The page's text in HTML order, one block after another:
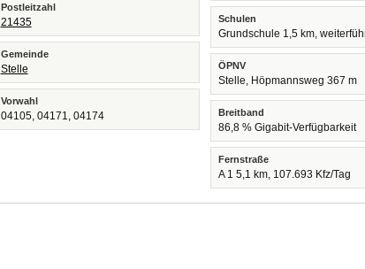
Postleitzahl
21435
Gemeinde
Stelle
Vorwahl
04105, 04171, 04174
Schulen
Grundschule 1,5 km,
ÖPNV
Stelle, Höpmannsweg 367 m
Breitband
86,8 % Gigabit-Verfügbarkeit
Fernstraße
A 1 5,1 km, 107.693 Kfz/Tag